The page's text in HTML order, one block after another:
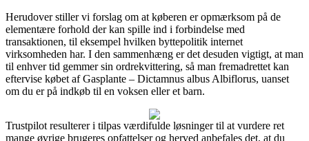
Herudover stiller vi forslag om at køberen er opmærksom på de
elementære forhold der kan spille ind i forbindelse med
transaktionen, til eksempel hvilken byttepolitik internet
virksomheden har. I den sammenhæng er det desuden vigtigt, at man
til enhver tid gemmer sin ordrekvittering, så man fremadrettet kan
eftervise købet af Gasplante – Dictamnus albus Albiflorus, uanset
om du er på indkøb til en voksen eller et barn.
Trustpilot resulterer i tilpas værdifulde løsninger til at vurdere ret
mange øvrige brugeres opfattelser og herved anbefales det, at du